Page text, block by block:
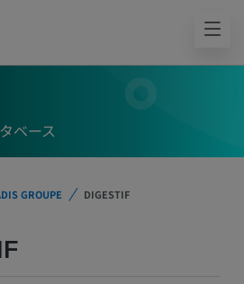
ベース
GROUPE DIGESTIF